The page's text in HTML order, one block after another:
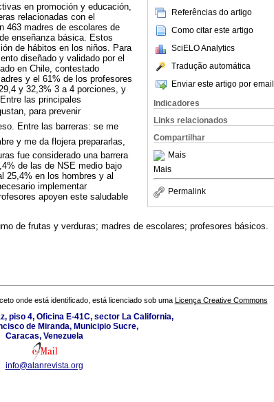
Referências do artigo
Como citar este artigo
SciELO Analytics
Tradução automática
Enviar este artigo por email
Indicadores
Links relacionados
Compartilhar
Mais
Mais
Permalink
en promoción y educación,
relacionadas con el
463 madres de escolares de
enseñanza básica. Estos
de hábitos en los niños. Para
diseñado y validado por el
en Chile, contestado
y el 61% de los profesores
y 32,3% 3 a 4 porciones, y
las principales
para prevenir
Entre las barreras: se me
y me da flojera prepararlas,
fue considerado una barrera
de las de NSE medio bajo
25,4% en los hombres y al
implementar
apoyen este saludable
de frutas y verduras; madres de escolares; profesores básicos.
onde está identificado, está licenciado sob uma Licença Creative Commons
piso 4, Oficina E-41C, sector La California,
de Miranda, Municipio Sucre,
Caracas, Venezuela
info@alanrevista.org